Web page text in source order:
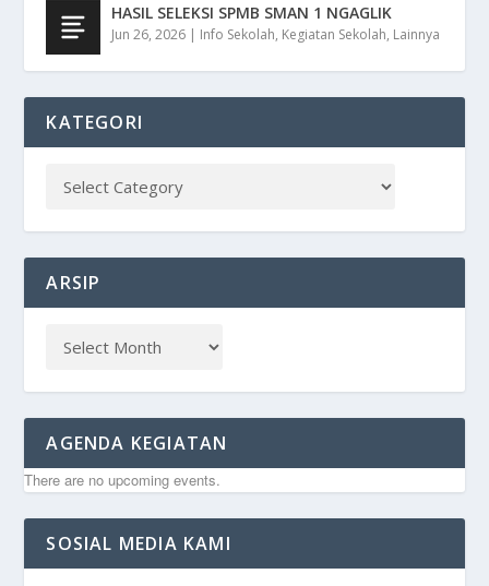
HASIL SELEKSI SPMB SMAN 1 NGAGLIK
Jun 26, 2026 | Info Sekolah, Kegiatan Sekolah, Lainnya
KATEGORI
ARSIP
AGENDA KEGIATAN
There are no upcoming events.
SOSIAL MEDIA KAMI